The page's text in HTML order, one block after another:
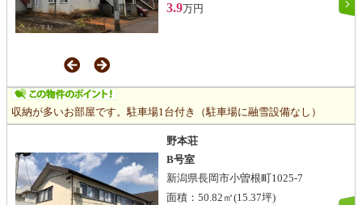
3.9万円
収納が多いお部屋です。駐車場1台付き（駐車場に融雪設備なし）
野本荘
B号室
新潟県長岡市小曽根町1025-7
面積： 50.82㎡(15.37坪)